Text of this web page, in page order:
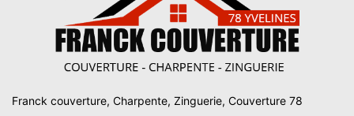
Franck couverture, Charpente, Zinguerie, Couverture 78